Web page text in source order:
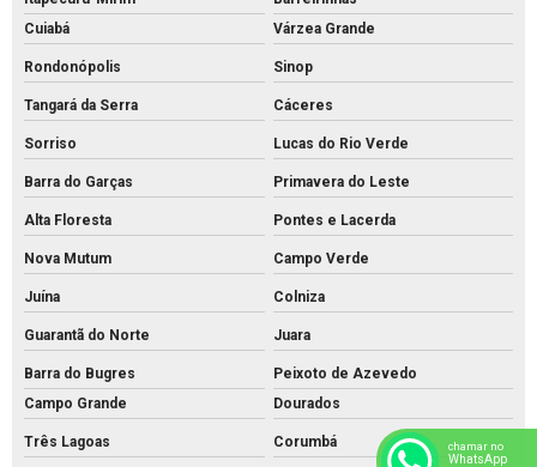
Cuiabá
Várzea Grande
Rondonópolis Sinop
Tangará da Serra Cáceres
Sorriso Lucas do Rio Verde
Barra do Garças Primavera do Leste
Alta Floresta Pontes e Lacerda
Nova Mutum Campo Verde
Juína Colniza
Guarantã do Norte Juara
Barra do Bugres
Peixoto de Azevedo
Campo Grande
Dourados
Três Lagoas Corumbá chamar no
WhatsApp